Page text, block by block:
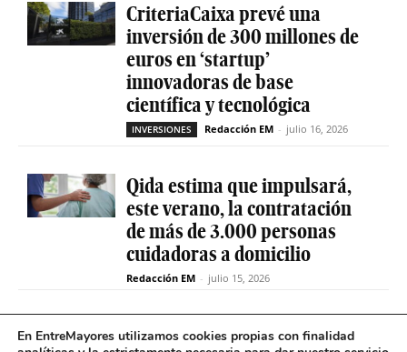
CriteriaCaixa prevé una
inversión de 300 millones de
euros en ‘startup’
innovadoras de base
científica y tecnológica
INVERSIONES Redacción EM - julio 16, 2026
Qida estima que impulsará,
este verano, la contratación
de más de 3.000 personas
cuidadoras a domicilio
Redacción EM - julio 15, 2026
La sociedad de capital riesgo
En EntreMayores utilizamos cookies propias con finalidad